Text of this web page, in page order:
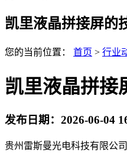
凯里液晶拼接屏的
您的当前位置： 首页 > 行业
凯里液晶拼接
发布日期： 2026-06-04
贵州雷斯曼光电科技有限公